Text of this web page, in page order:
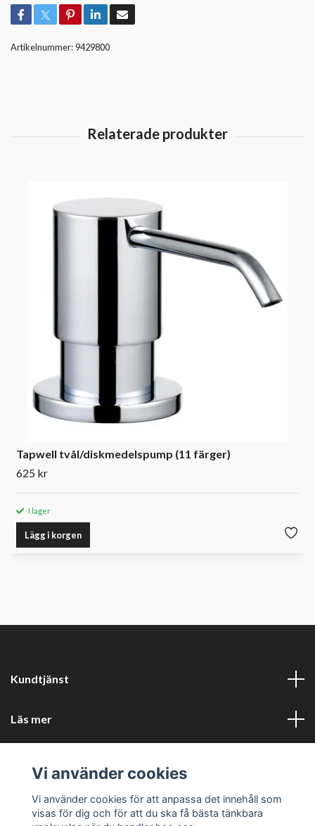
Artikelnummer:9429800
Tapwell tvål/diskmedelspump (11 färger)
625 kr
I lager
Lägg i korgen
Kundtjänst
Läs mer
Företagsuppgifter
Vi använder cookies
Vi använder cookies för att anpassa det innehåll som
visas för dig och för att du ska få bästa tänkbara